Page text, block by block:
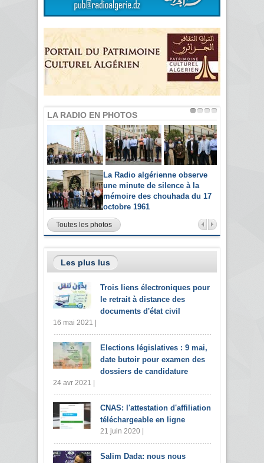
LA RADIO EN PHOTOS
La Radio algérienne observe
une minute de silence à la
mémoire des chouhada du 17
octobre 1961
Toutes les photos
Les plus lus
Trois liens électroniques pour
le retrait à distance des
documents d'état civil
16 mai 2021 |
Elections législatives : 9 mai,
date butoir pour examen des
dossiers de candidature
24 avr 2021 |
CNAS: l'attestation d'affiliation
téléchargeable en ligne
21 juin 2020 |
Salim Dada: nous nous